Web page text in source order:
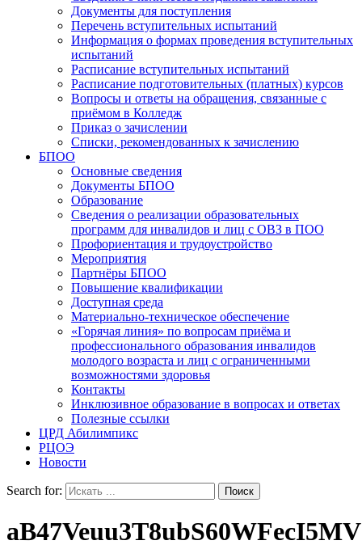
Документы для поступления
Перечень вступительных испытаний
Информация о формах проведения вступительных
испытаний
Расписание вступительных испытаний
Расписание подготовительных (платных) курсов
Вопросы и ответы на обращения, связанные с
приёмом в Колледж
Приказ о зачислении
Списки, рекомендованных к зачислению
БПОО
Основные сведения
Документы БПОО
Образование
Сведения о реализации образовательных
программ для инвалидов и лиц с ОВЗ в ПОО
Профориентация и трудоустройство
Мероприятия
Партнёры БПОО
Повышение квалификации
Доступная среда
Материально-техническое обеспечение
«Горячая линия» по вопросам приёма и
профессионального образования инвалидов
молодого возраста и лиц с ограниченными
возможностями здоровья
Контакты
Инклюзивное образование в вопросах и ответах
Полезные ссылки
ЦРД Абилимпикс
РЦОЭ
Новости
Search for: